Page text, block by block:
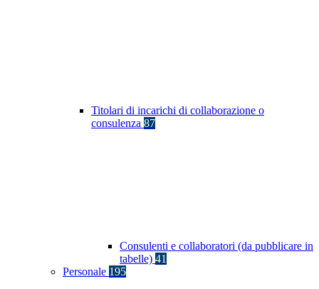
Titolari di incarichi di collaborazione o
consulenza 87
Consulenti e collaboratori (da pubblicare in
tabelle) 41
Personale 195